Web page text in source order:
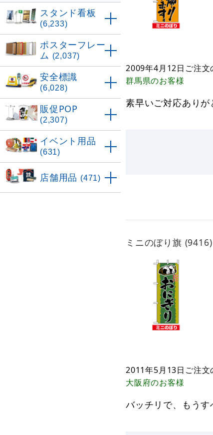
2009年4月12日 ご注文
群馬県のお客様
素早いご対応あり
ミニのぼり旗
2011年5月13日 ご注文
大阪府のお客様
バッチリで、もうす
スタンド看板
(6,233)
ポスターフレー
ム (2,037)
安全標識
(6,028)
販促POP
(2,307)
イベント用品
(631)
店舗用品 (471)